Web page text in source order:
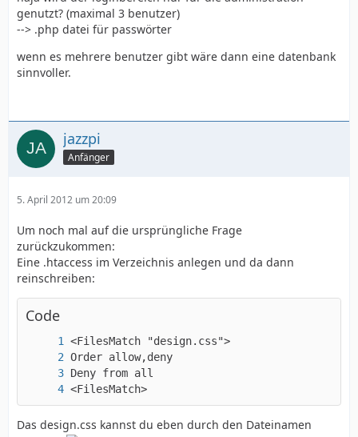
genutzt? (maximal 3 benutzer)
--> .php datei für passwörter
wenn es mehrere benutzer gibt wäre dann eine datenbank
sinnvoller.
jazzpi
Anfänger
5. April 2012 um 20:09
Um noch mal auf die ursprüngliche Frage
zurückzukommen:
Eine .htaccess im Verzeichnis anlegen und da dann
reinschreiben:
Code
<FilesMatch>
Das design.css kannst du eben durch den Dateinamen